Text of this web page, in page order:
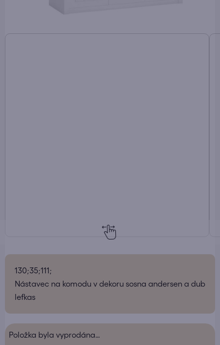
130;35;111;
Nástavec na komodu v dekoru sosna andersen a dub
lefkas
Položka byla vyprodána…